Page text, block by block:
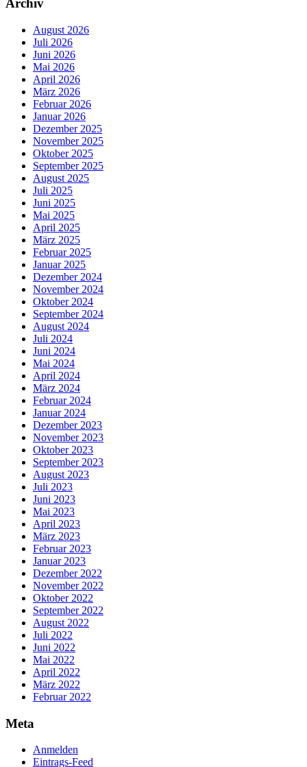
Archiv
August 2026
Juli 2026
Juni 2026
Mai 2026
April 2026
März 2026
Februar 2026
Januar 2026
Dezember 2025
November 2025
Oktober 2025
September 2025
August 2025
Juli 2025
Juni 2025
Mai 2025
April 2025
März 2025
Februar 2025
Januar 2025
Dezember 2024
November 2024
Oktober 2024
September 2024
August 2024
Juli 2024
Juni 2024
Mai 2024
April 2024
März 2024
Februar 2024
Januar 2024
Dezember 2023
November 2023
Oktober 2023
September 2023
August 2023
Juli 2023
Juni 2023
Mai 2023
April 2023
März 2023
Februar 2023
Januar 2023
Dezember 2022
November 2022
Oktober 2022
September 2022
August 2022
Juli 2022
Juni 2022
Mai 2022
April 2022
März 2022
Februar 2022
Meta
Anmelden
Eintrags-Feed